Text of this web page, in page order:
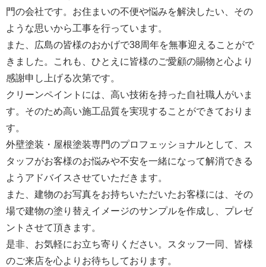
門の会社です。お住まいの不便や悩みを解決したい、その
ような思いから工事を行っています。
また、広島の皆様のおかげで38周年を無事迎えることがで
きました。これも、ひとえに皆様のご愛顧の賜物と心より
感謝申し上げる次第です。
クリーンペイントには、高い技術を持った自社職人がいま
す。そのため高い施工品質を実現することができておりま
す。
外壁塗装・屋根塗装専門のプロフェッショナルとして、ス
タッフがお客様のお悩みや不安を一緒になって解消できる
ようアドバイスさせていただきます。
また、建物のお写真をお持ちいただいたお客様には、その
場で建物の塗り替えイメージのサンプルを作成し、プレゼ
ントさせて頂きます。
是非、お気軽にお立ち寄りください。スタッフ一同、皆様
のご来店を心よりお待ちしております。